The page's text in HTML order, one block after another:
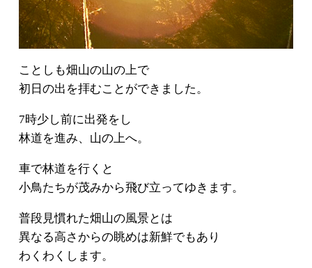
ことしも畑山の山の上で
初日の出を拝むことができました。
7時少し前に出発をし
林道を進み、山の上へ。
車で林道を行くと
小鳥たちが茂みから飛び立ってゆきます。
普段見慣れた畑山の風景とは
異なる高さからの眺めは新鮮でもあり
わくわくします。